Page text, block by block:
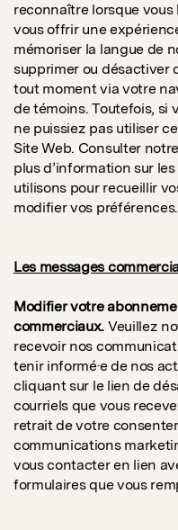
reconnaître lorsque
vous offrir une
mémoriser la langue de
supprimer ou désactiver
tout moment via votre
de témoins. Toutefois, si
ne puissiez pas utiliser
Site Web. Consulter
plus d’information sur
utilisons pour recueillir
modifier vos préférences.
Les messages
Modifier votre
commerciaux. Veuillez
recevoir nos
tenir informé·e de nos
cliquant sur le lien de
courriels que vous
retrait de votre
communications
vous contacter en lien
formulaires que vous